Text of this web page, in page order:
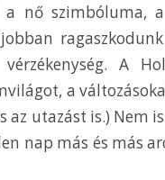
nő szimbóluma,
A
a
az utazást is.) Nem
nap más és más